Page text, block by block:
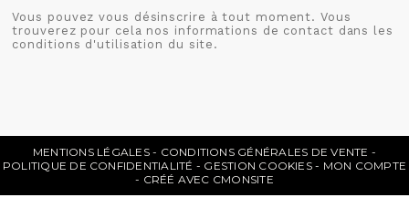
Vous pouvez vous désinscrire à tout moment. Vous
trouverez pour cela nos informations de contact dans les
conditions d'utilisation du site.
MENTIONS LÉGALES
CONDITIONS GÉNÉRALES DE VENTE
POLITIQUE DE CONFIDENTIALITÉ
GESTION COOKIES
MON COMPTE
CRÉÉ AVEC CMONSITE